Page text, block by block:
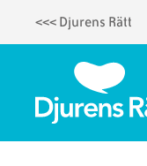
huvudinnehåll
<<< Djurens Rätt